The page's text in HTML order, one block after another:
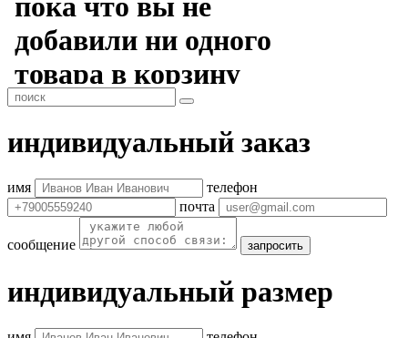
индивидуальный заказ
имя
телефон
почта
сообщение запросить
индивидуальный размер